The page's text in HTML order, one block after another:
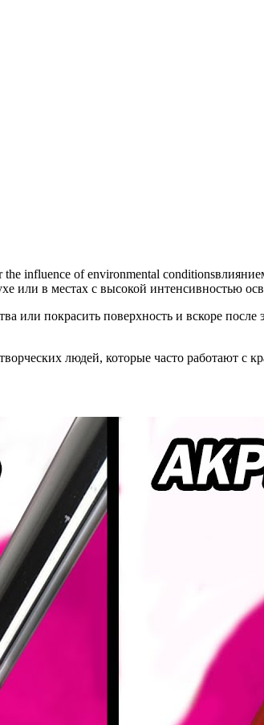
the influence of environmental
или в местах с высокой интенсивностью
или покрасить поверхность и вскоре
людей, которые часто работают с